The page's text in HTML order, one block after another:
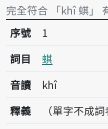
完全符合 「khî 蜞」
序號1蜞
序號
1
詞目
蜞
音讀
khî
釋義
（單字不成